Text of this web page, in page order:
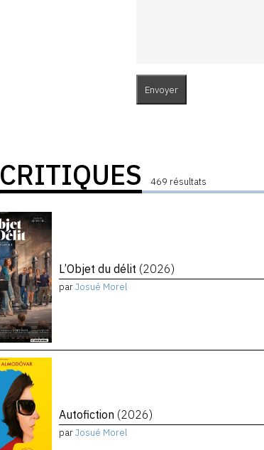
CRITIQUES 469 résultats
L’Objet du délit (2026)
parJosué Morel
Autofiction (2026)
parJosué Morel